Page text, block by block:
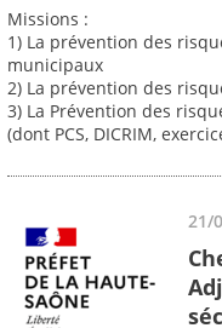
Missions :
1) La prévention des
municipaux
2) La prévention des
3) La Prévention des
(dont PCS, DICRIM,
21/